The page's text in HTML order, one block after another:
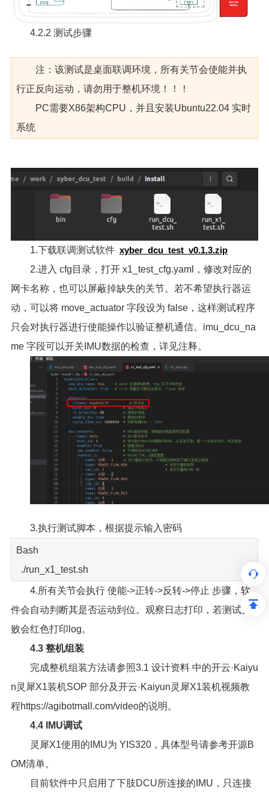
4.2.2 测试步骤
注：该测试是桌面联调环境，所有关节会使能并执
行正反向运动，请勿用于整机环境！！！
PC需要X86架构CPU，并且安装Ubuntu22.04 实时
系统
1.下载联调测试软件 xyber_dcu_test_v0.1.3.zip
2.进入 cfg目录，打开 x1_test_cfg.yaml，修改对应的
网卡名称，也可以屏蔽掉缺失的关节。若不希望执行器运
动，可以将 move_actuator 字段设为 false，这样测试程序
只会对执行器进行使能操作以验证整机通信。imu_dcu_na
me 字段可以开关IMU数据的检查，详见注释。
3.执行测试脚本，根据提示输入密码
Bash
./run_x1_test.sh
4.所有关节会执行 使能->正转->反转->停止 步骤，软
件会自动判断其是否运动到位。观察日志打印，若测试失
败会红色打印log。
4.3 整机组装
完成整机组装方法请参照3.1 设计资料 中的开云·Kaiyu
n灵犀X1装机SOP 部分及开云·Kaiyun灵犀X1装机视频教
程https://agibotmall.com/video的说明。
4.4 IMU调试
灵犀X1使用的IMU为 YIS320，具体型号请参考开源B
OM清单。
目前软件中只启用了下肢DCU所连接的IMU，只连接